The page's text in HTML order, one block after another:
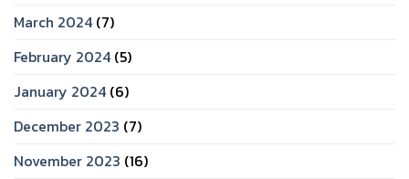
March 2024 (7)
February 2024 (5)
January 2024 (6)
December 2023 (7)
November 2023 (16)